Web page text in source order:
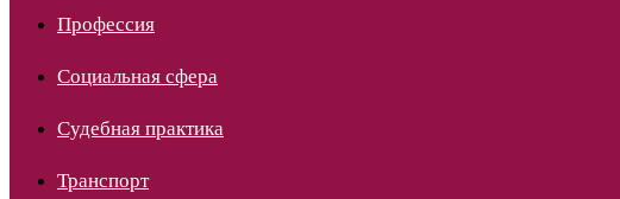
Профессия
Социальная сфера
Судебная практика
Транспорт